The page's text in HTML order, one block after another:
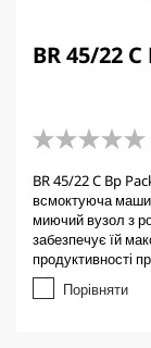
BR 45/22
0
0
з
5
з
і
о
BR 45/22 C Bp
всмоктуюча
миючий вузол з
забезпечує їй
продуктивності
Порівняти